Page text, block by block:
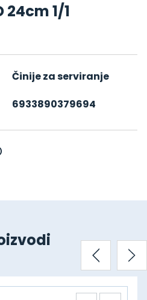
24cm 1/1
Činije za serviranje
6933890379694